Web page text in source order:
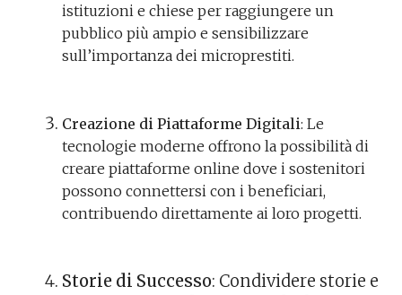
istituzioni e chiese per raggiungere un
pubblico più ampio e sensibilizzare
sull’importanza dei microprestiti.
Creazione di Piattaforme Digitali: Le
tecnologie moderne offrono la possibilità di
creare piattaforme online dove i sostenitori
possono connettersi con i beneficiari,
contribuendo direttamente ai loro progetti.
Storie di Successo: Condividere storie e